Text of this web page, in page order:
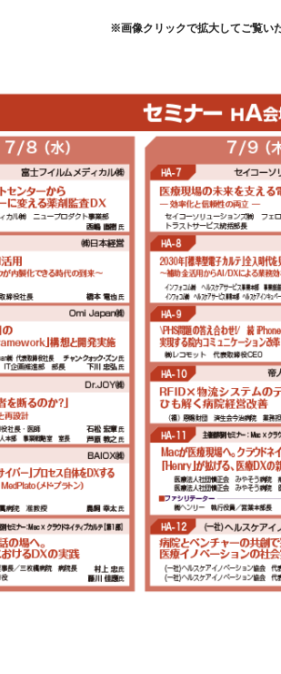
※画像クリックで拡大してご覧い